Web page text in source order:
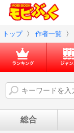
トップ 〉 作者一覧 〉
総合